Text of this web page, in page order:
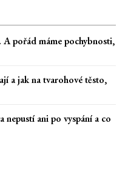
A pořád máme pochybnosti,
a jak na tvarohové těsto,
nepustí ani po vyspání a co